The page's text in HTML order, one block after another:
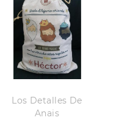
Los Detalles De
Anais